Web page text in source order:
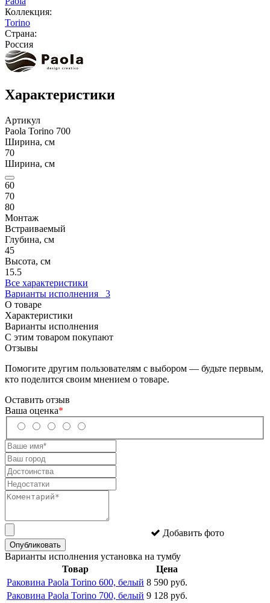
Коллекция:
Torino
Страна:
Россия
Характеристики
Артикул
Paola Torino 700
Ширина, см
70
Ширина, см
60
70
80
Монтаж
Встраиваемый
Глубина, см
45
Высота, см
15.5
Все характеристики
Варианты исполнения 3
О товаре
Характеристики
Варианты исполнения
С этим товаром покупают
Отзывы
Помогите другим пользователям с выбором — будьте первым,
кто поделится своим мнением о товаре.
Оставить отзыв
Ваша оценка*
Добавить фото
Опубликовать
Варианты исполнения установка на тумбу
Товар
Цена
Раковина Paola Torino 600, белый 8 590 руб.
Раковина Paola Torino 700, белый 9 128 руб.